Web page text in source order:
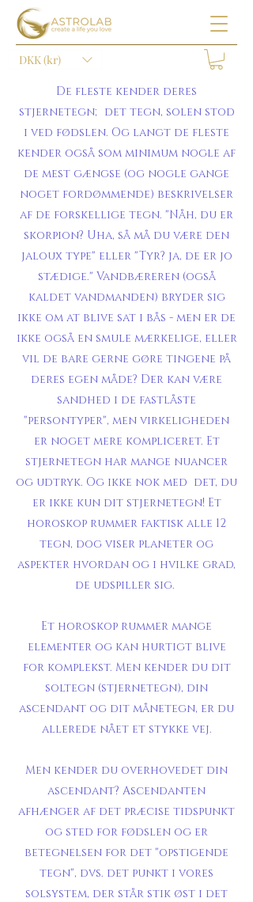
DKK (kr)
De fleste kender deres
stjernetegn; det tegn, solen stod
i ved fødslen. Og langt de fleste
kender også som minimum nogle af
de mest gængse (og nogle gange
noget fordømmende) beskrivelser
af de forskellige tegn. "Nåh, du er
skorpion? Uha, så må du være den
jaloux type" eller "Tyr? ja, de er jo
stædige." Vandbæreren (også
kaldet vandmanden) bryder sig
ikke om at blive sat i bås - men er de
ikke også en smule mærkelige, eller
vil de bare gerne gøre tingene på
deres egen måde? Der kan være
sandhed i de fastlåste
"persontyper", men virkeligheden
er noget mere kompliceret. Et
stjernetegn har mange nuancer
og udtryk. Og ikke nok med det, du
er ikke kun dit stjernetegn! Et
horoskop rummer faktisk alle 12
tegn, dog viser planeter og
aspekter hvordan og i hvilke grad,
de udspiller sig.
Et horoskop rummer mange
elementer og kan hurtigt blive
for komplekst. Men kender du dit
soltegn (stjernetegn), din
ascendant og dit månetegn, er du
allerede nået et stykke vej.
Men kender du overhovedet din
ascendant? Ascendanten
afhænger af det præcise tidspunkt
og sted for fødslen og er
betegnelsen for det "opstigende
tegn", dvs. det punkt i vores
solsystem, der står stik øst i det